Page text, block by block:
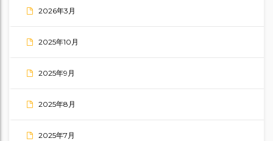
2026年3月
2025年10月
2025年9月
2025年8月
2025年7月